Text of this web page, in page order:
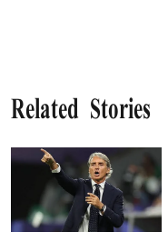
Related Stories